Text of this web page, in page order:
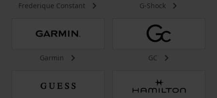
Frederique Constant G-Shock
Garmin GC